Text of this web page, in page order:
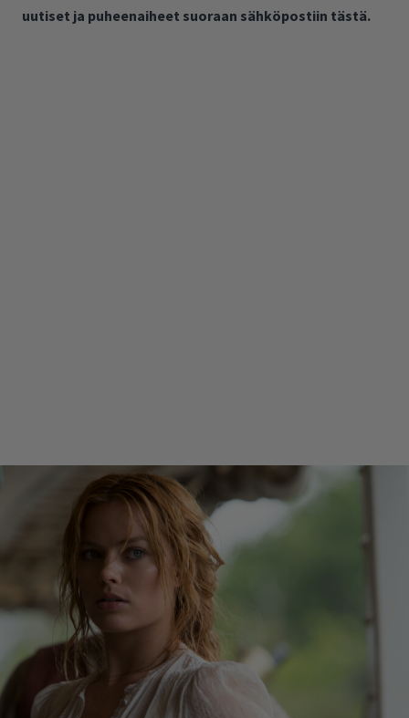
uutiset ja puheenaiheet suoraan sähköpostiin tästä.